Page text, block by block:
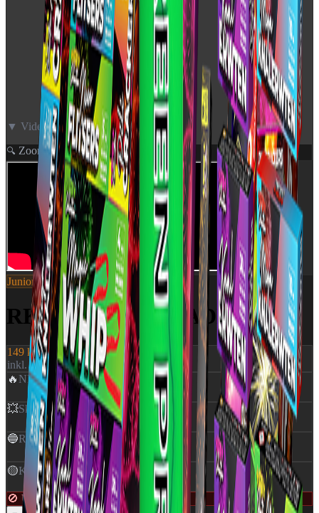
▼ Video neden for
🔍 Zoom
JuniorSKU:940162
RK PURPLE PARADE
149 kr.
inkl. moms
🔥 NEM:0,119 kg
💥Skud:175
🔵Rør Ø:10 mm
🟡Klasse:1,4G
🚫 Udsolgt — ikke tilgængelig